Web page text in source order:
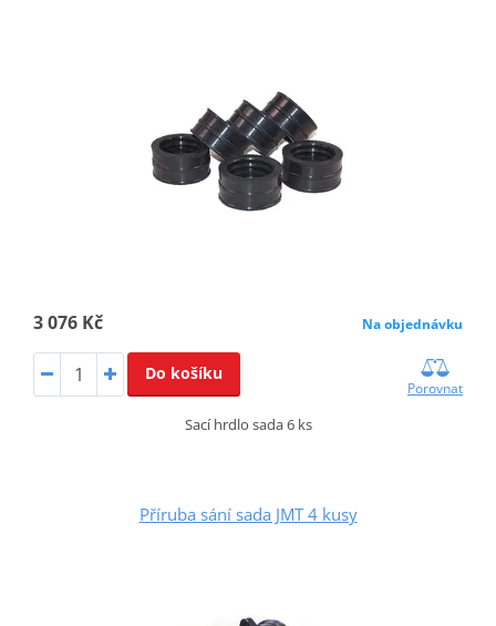
3 076 Kč Na objednávku
Do košíku
Porovnat
Sací hrdlo sada 6 ks
Příruba sání sada JMT 4 kusy